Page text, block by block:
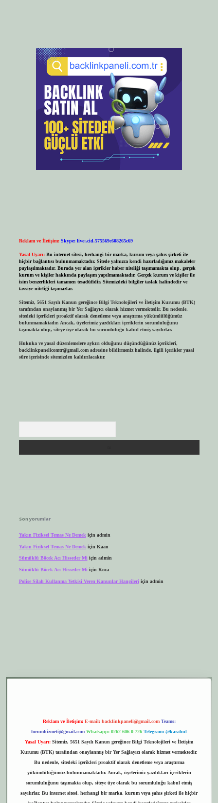
Reklam ve İletişim: Skype: live:.cid.575569c608265c69
Yasal Uyarı: Bu internet sitesi, herhangi bir marka, kurum veya şahıs şirketi ile
hiçbir bağlantısı bulunmamaktadır. Sitede yalnızca kendi hazırladığımız makaleler
paylaşılmaktadır. Burada yer alan içerikler haber niteliği taşımamakta olup, gerçek
kurum ve kişiler hakkında paylaşım yapılmamaktadır. Gerçek kurum ve kişiler ile
isim benzerlikleri tamamen tesadüfidir. Sitemizdeki bilgiler taslak halindedir ve
tavsiye niteliği taşımazlar.
Sitemiz, 5651 Sayılı Kanun gereğince Bilgi Teknolojileri ve İletişim Kurumu (BTK)
tarafından onaylanmış bir Yer Sağlayıcı olarak hizmet vermektedir. Bu nedenle,
sitedeki içerikleri proaktif olarak denetleme veya araştırma yükümlülüğümüz
bulunmamaktadır. Ancak, üyelerimiz yazdıkları içeriklerin sorumluluğunu
taşımakta olup, siteye üye olarak bu sorumluluğu kabul etmiş sayılırlar.
Hukuka ve yasal düzenlemelere aykırı olduğunu düşündüğünüz içerikleri,
backlinkpanelicomtr@gmail.comadresine bildirmeniz halinde, ilgili içerikler yasal
süre içerisinde sitemizden kaldırılacaktır.
Son yorumlar
Yakın Fiziksel Temas Ne Demek için admin
Yakın Fiziksel Temas Ne Demek için Kaan
Sümüklü Böcek Acı Hisseder Miiçin admin
Sümüklü Böcek Acı Hisseder Mi için Koca
Polise Silah Kullanma Yetkisi Veren Kanunlar Hangileri için admin
Reklam ve İletişim: E-mail: backlinkpaneli@gmail.com Teams:
forumhizmeti@gmail.com Whatsapp: 0262 606 0 726 Telegram: @karabul
Yasal Uyarı: Sitemiz, 5651 Sayılı Kanun gereğince Bilgi Teknolojileri ve İletişim
Kurumu (BTK) tarafından onaylanmış bir Yer Sağlayıcı olarak hizmet vermektedir.
Bu nedenle, sitedeki içerikleri proaktif olarak denetleme veya araştırma
yükümlülüğümüz bulunmamaktadır. Ancak, üyelerimiz yazdıkları içeriklerin
sorumluluğunu taşımakta olup, siteye üye olarak bu sorumluluğu kabul etmiş
sayılırlar. Bu internet sitesi, herhangi bir marka, kurum veya şahıs şirketi ile hiçbir